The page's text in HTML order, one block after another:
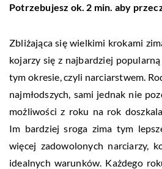
Potrzebujesz ok. 2 min. aby
Zbliżająca się wielkimi krokami
kojarzy się z najbardziej
tym okresie, czyli narciarstwem.
najmłodszych, sami jednak nie
możliwości z roku na rok
Im bardziej sroga zima tym
więcej zadowolonych narciarzy,
idealnych warunków. Każdego